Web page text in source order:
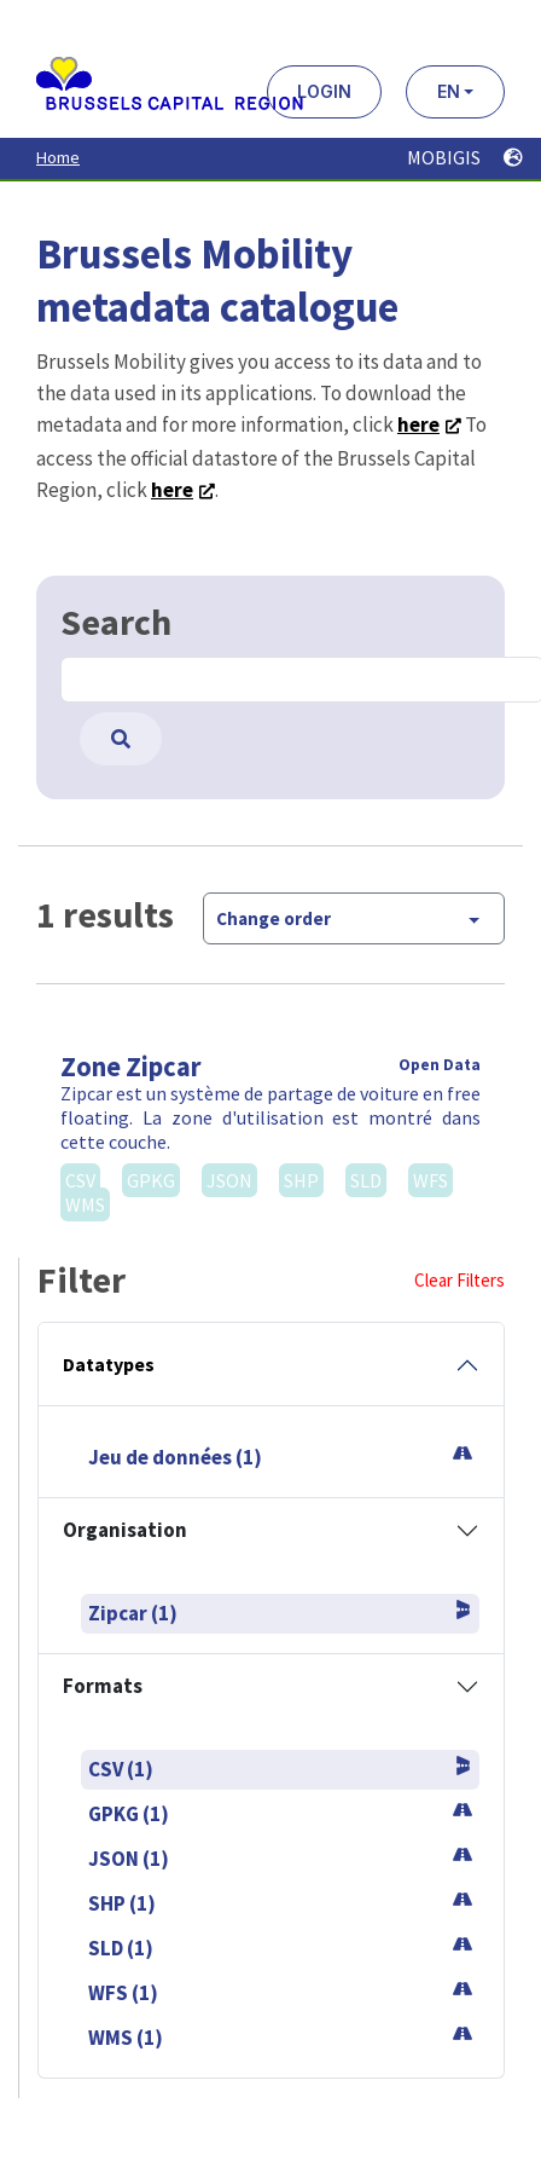
contenu
principal
LOGIN EN
Home MOBIGIS
Brussels Mobility
metadata catalogue
Brussels Mobility gives you access to its data and to
the data used in its applications. To download the
metadata and for more information, clickhere
To
access the official datastore of the Brussels Capital
Region, clickhere .
Search
1 results Change order
Zone Zipcar Open Data
Zipcar est un système de partage de voiture en free
floating. La zone d'utilisation est montré dans
cette couche.
CSV
GPKG JSON SHP SLD
WFS
WMS
Filter Clear Filters
Datatypes
Jeu de données (1)
Organisation
Zipcar (1)
Formats
CSV (1)
GPKG (1)
JSON (1)
SHP (1)
SLD (1)
WFS (1)
WMS (1)